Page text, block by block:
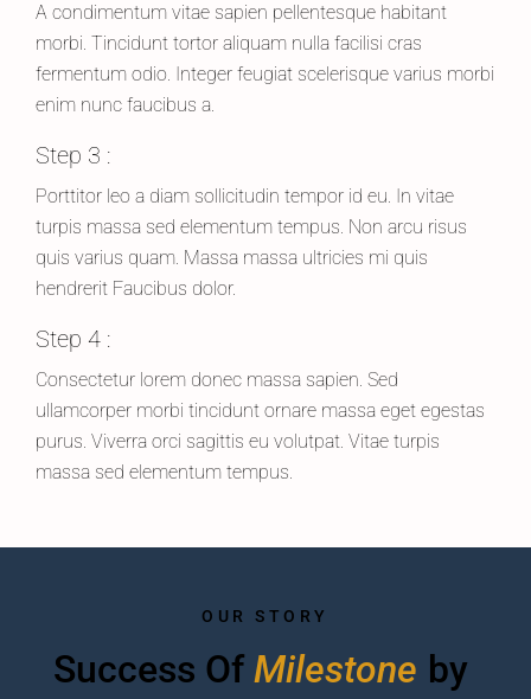
A condimentum vitae sapien pellentesque habitant
morbi. Tincidunt tortor aliquam nulla facilisi cras
fermentum odio. Integer feugiat scelerisque varius morbi
enim nunc faucibus a.
Step 3 :
Porttitor leo a diam sollicitudin tempor id eu. In vitae
turpis massa sed elementum tempus. Non arcu risus
quis varius quam. Massa massa ultricies mi quis
hendrerit Faucibus dolor.
Step 4 :
Consectetur lorem donec massa sapien. Sed
ullamcorper morbi tincidunt ornare massa eget egestas
purus. Viverra orci sagittis eu volutpat. Vitae turpis
massa sed elementum tempus.
OUR STORY
Success Of Milestone By